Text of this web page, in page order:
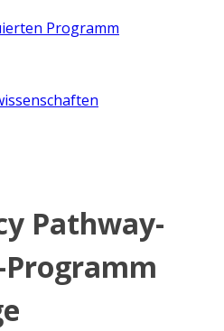
Programm
Pathway-